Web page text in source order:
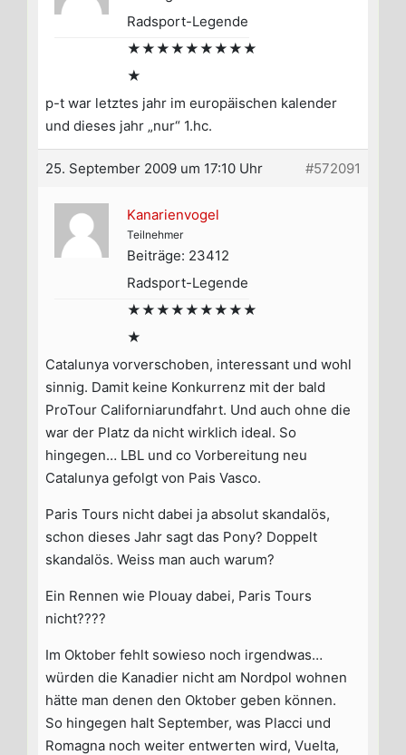
Radsport-Legende
★★★★★★★★★
★
p-t war letztes jahr im europäischen kalender
und dieses jahr „nur“ 1.hc.
25. September 2009 um 17:10 Uhr #572091
Kanarienvogel
Teilnehmer
Beiträge: 23412
Radsport-Legende
★★★★★★★★★
★
Catalunya vorverschoben, interessant und wohl
sinnig. Damit keine Konkurrenz mit der bald
ProTour Californiarundfahrt. Und auch ohne die
war der Platz da nicht wirklich ideal. So
hingegen… LBL und co Vorbereitung neu
Catalunya gefolgt von Pais Vasco.
Paris Tours nicht dabei ja absolut skandalös,
schon dieses Jahr sagt das Pony? Doppelt
skandalös. Weiss man auch warum?
Ein Rennen wie Plouay dabei, Paris Tours
nicht????
Im Oktober fehlt sowieso noch irgendwas…
würden die Kanadier nicht am Nordpol wohnen
hätte man denen den Oktober geben können.
So hingegen halt September, was Placci und
Romagna noch weiter entwerten wird, Vuelta,